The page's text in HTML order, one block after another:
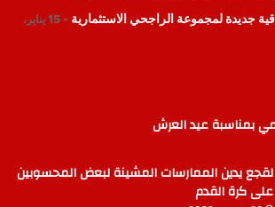
جديدة لمجموعة الراجحي الاستثمارية
15 يناير،
بمناسبة عيد العرش
لقجع يدين الممارسات المشينة لبعض المحسوبين
على كرة القدم